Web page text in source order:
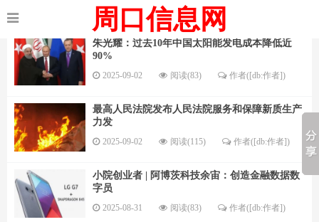
周口信息网
朱光耀：过去10年中国太阳能发电成本降低近
90%
2025-09-02 阅读(83) 作者([db:作者])
最高人民法院发布人民法院服务和保障新质生产
力发
2025-09-02 阅读(115) 作者([db:作者])
小院创业者 | 阿博茨科技余宙：创造金融数据数
字员
2025-08-31 阅读(83) 作者([db:作者])